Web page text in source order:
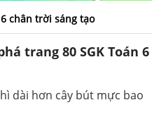
chân trời sáng tạo
trang 80 SGK Toán 6
dài hơn cây bút mực bao